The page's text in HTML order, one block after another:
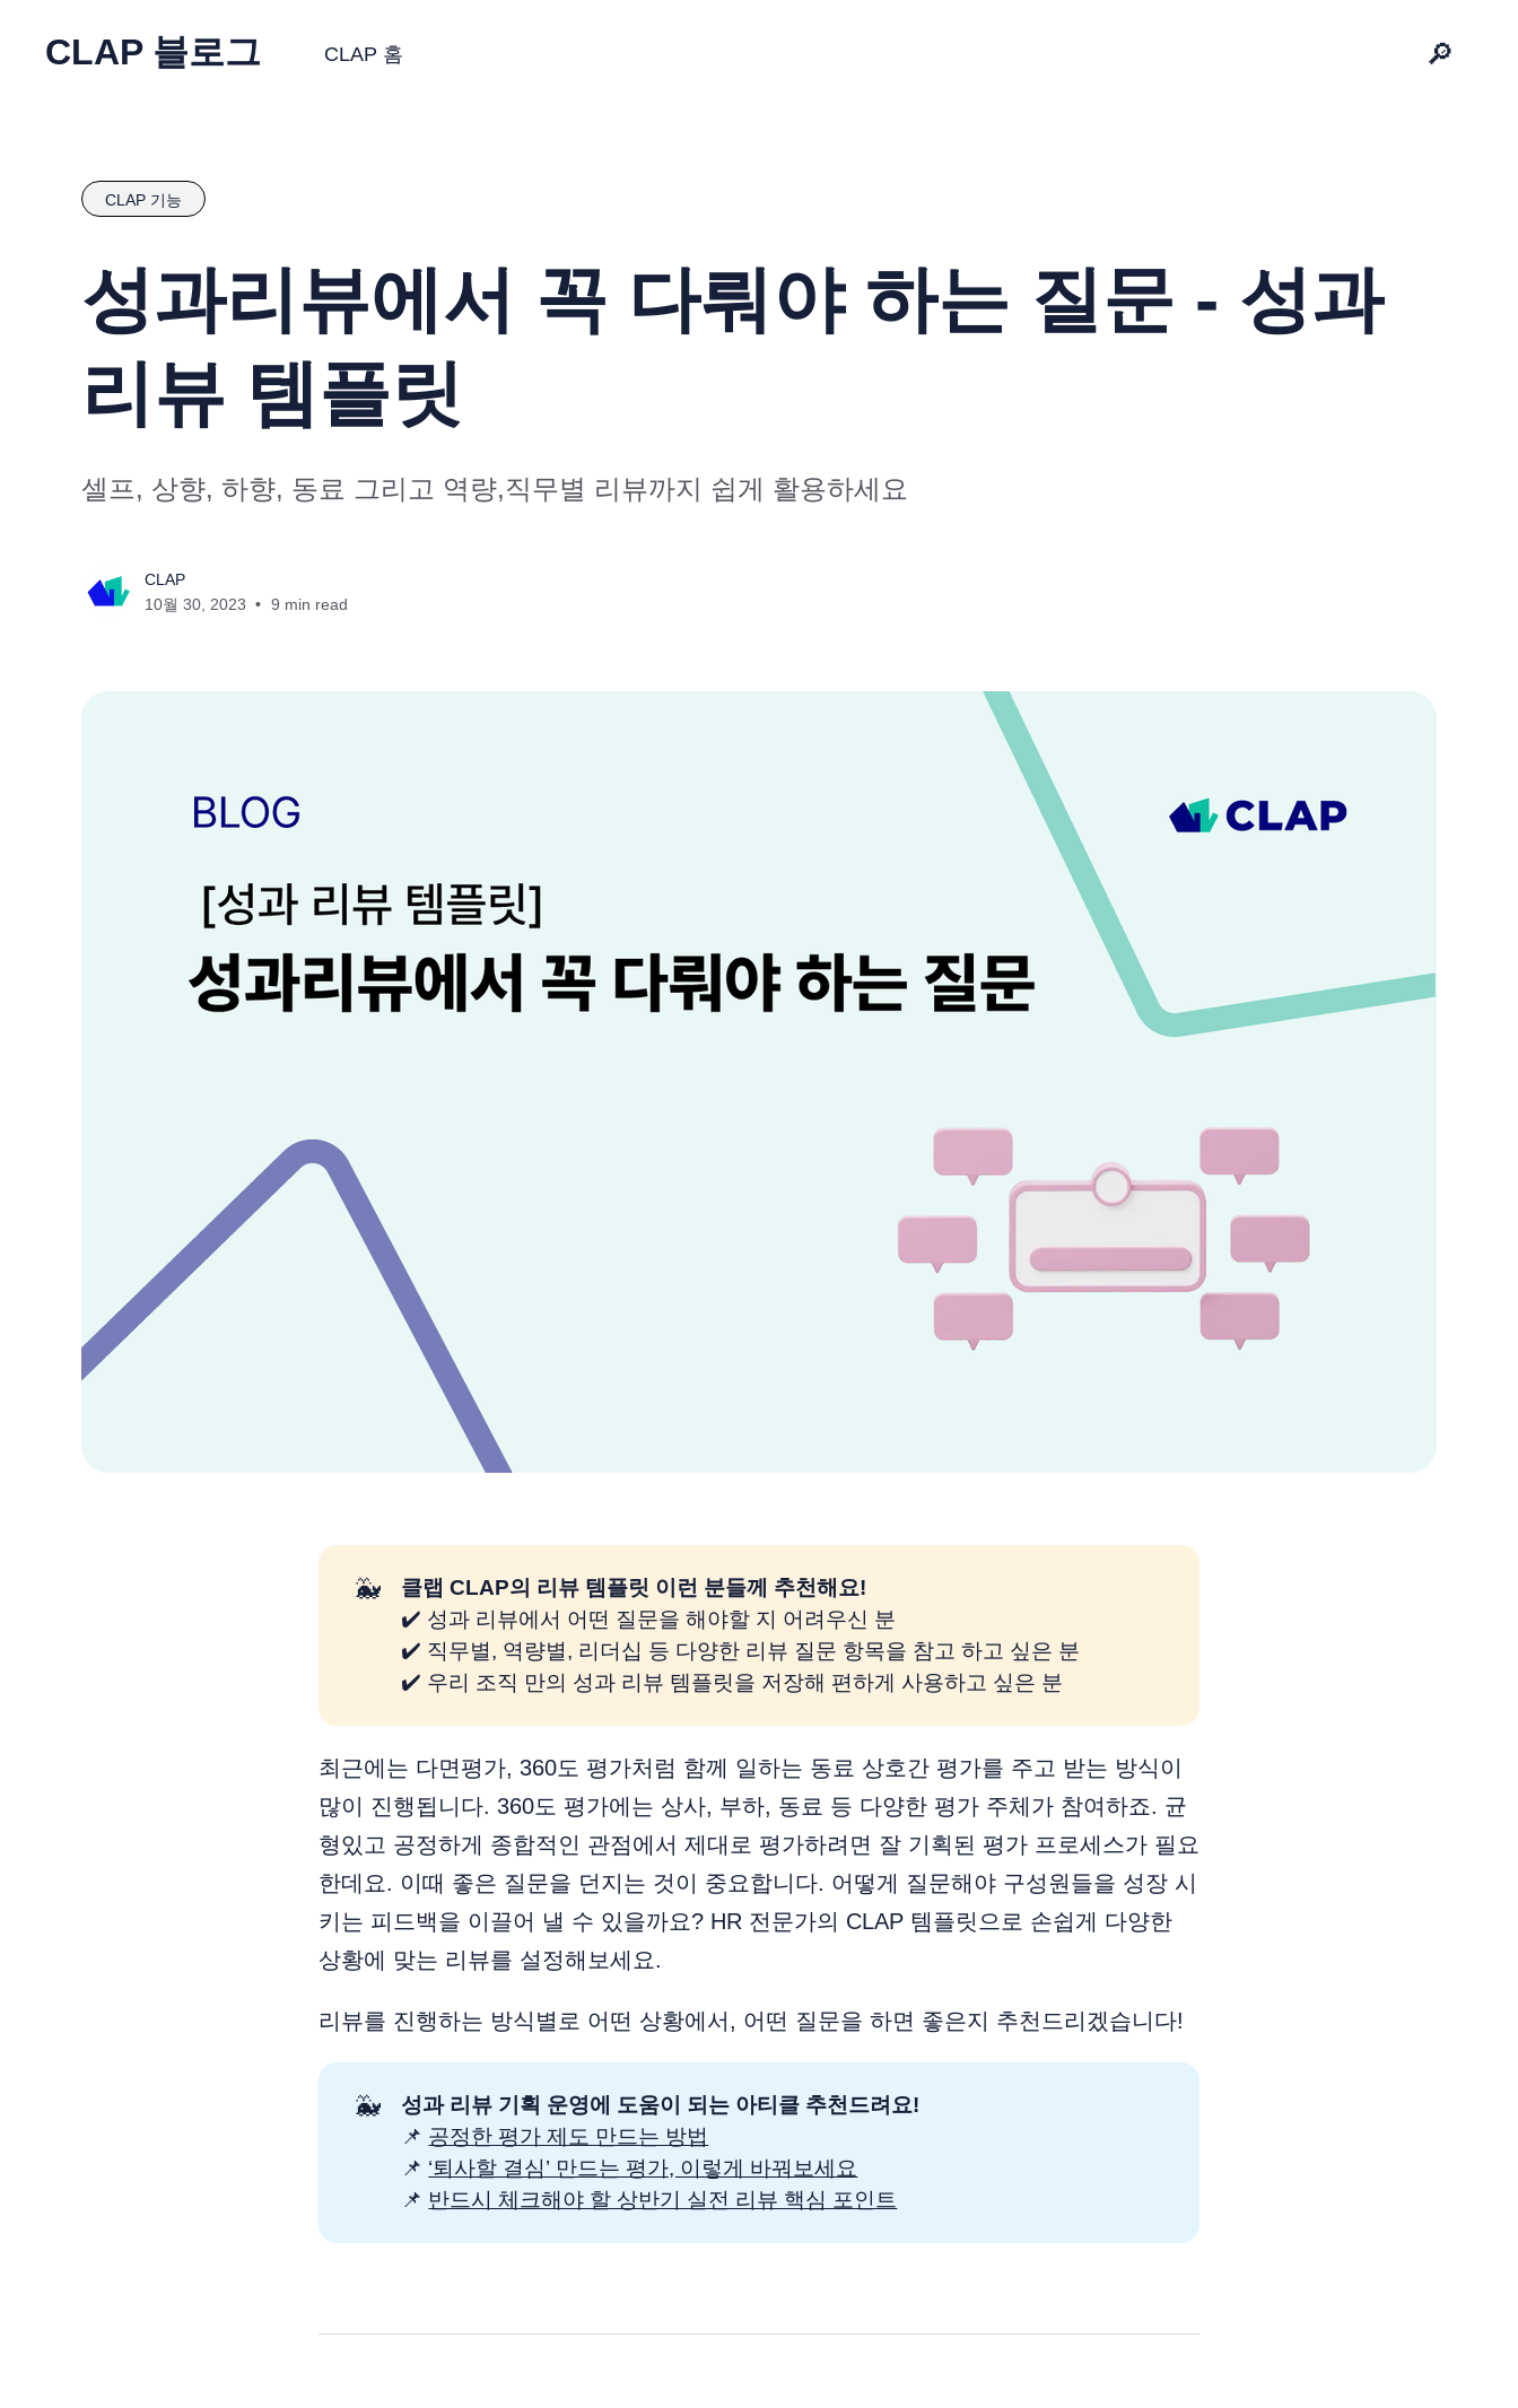
CLAP 블로그 CLAP 홈 🔎
CLAP 기능
성과리뷰에서 꼭 다뤄야 하는 질문 - 성과
리뷰 템플릿
셀프, 상향, 하향, 동료 그리고 역량,직무별 리뷰까지 쉽게 활용하세요
CLAP
10월 30, 2023
9 min read
🐳
클랩 CLAP의 리뷰 템플릿 이런 분들께 추천해요!
✔️ 성과 리뷰에서 어떤 질문을 해야할 지 어려우신 분
✔️ 직무별, 역량별, 리더십 등 다양한 리뷰 질문 항목을 참고 하고 싶은 분
✔️ 우리 조직 만의 성과 리뷰 템플릿을 저장해 편하게 사용하고 싶은 분
최근에는 다면평가, 360도 평가처럼 함께 일하는 동료 상호간 평가를 주고 받는 방식이
많이 진행됩니다. 360도 평가에는 상사, 부하, 동료 등 다양한 평가 주체가 참여하죠. 균
형있고 공정하게 종합적인 관점에서 제대로 평가하려면 잘 기획된 평가 프로세스가 필요
한데요. 이때 좋은 질문을 던지는 것이 중요합니다. 어떻게 질문해야 구성원들을 성장 시
키는 피드백을 이끌어 낼 수 있을까요? HR 전문가의 CLAP 템플릿으로 손쉽게 다양한
상황에 맞는 리뷰를 설정해보세요.
리뷰를 진행하는 방식별로 어떤 상황에서, 어떤 질문을 하면 좋은지 추천드리겠습니다!
🐳
성과 리뷰 기획 운영에 도움이 되는 아티클 추천드려요!
📌 공정한 평가 제도 만드는 방법
📌 ‘퇴사할 결심’ 만드는 평가, 이렇게 바꿔보세요
📌 반드시 체크해야 할 상반기 실전 리뷰 핵심 포인트